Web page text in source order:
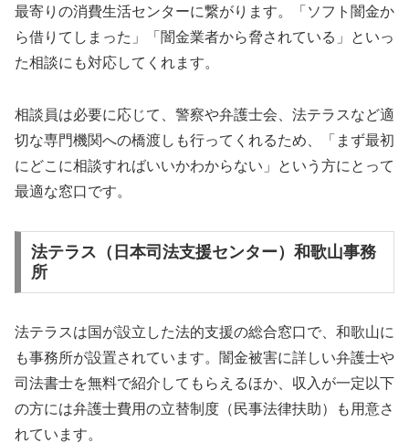
最寄りの消費生活センターに繋がります。「ソフト闇金か
ら借りてしまった」「闇金業者から脅されている」といっ
た相談にも対応してくれます。
相談員は必要に応じて、警察や弁護士会、法テラスなど適
切な専門機関への橋渡しも行ってくれるため、「まず最初
にどこに相談すればいいかわからない」という方にとって
最適な窓口です。
法テラス（日本司法支援センター）和歌山事務
所
法テラスは国が設立した法的支援の総合窓口で、和歌山に
も事務所が設置されています。闇金被害に詳しい弁護士や
司法書士を無料で紹介してもらえるほか、収入が一定以下
の方には弁護士費用の立替制度（民事法律扶助）も用意さ
れています。